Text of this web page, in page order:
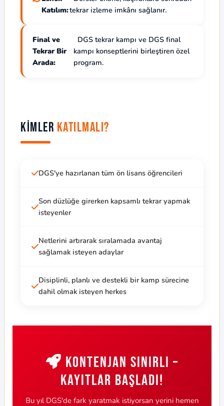
Katılım:tekrar izleme imkânı sağlanır.
Final ve
Tekrar Bir
Arada:
DGS tekrar kampı ve DGS final
kampı konseptlerini birleştiren özel
program.
Kimler Katılmalı?
DGS'ye hazırlanan tüm ön lisans öğrencileri
Son düzlüğe girerken kapsamlı tekrar yapmak
isteyenler
Netlerini artırarak sıralamada avantaj
sağlamak isteyen adaylar
Disiplinli, planlı ve destekli bir kamp sürecine
dahil olmak isteyen herkes
Kontenjan Sınırlı –
Kayıtlar Başladı!
Bu yıl DGS'de fark yaratmak istiyorsan yerini hemen